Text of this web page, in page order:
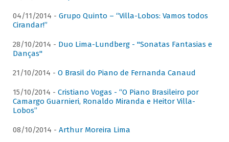
04/11/2014 - Grupo Quinto – “Villa-Lobos: Vamos todos
Cirandar!”
28/10/2014 - Duo Lima-Lundberg - "Sonatas Fantasias e
Danças"
21/10/2014 - O Brasil do Piano de Fernanda Canaud
15/10/2014 - Cristiano Vogas - “O Piano Brasileiro por
Camargo Guarnieri, Ronaldo Miranda e Heitor Villa-
Lobos”
08/10/2014 - Arthur Moreira Lima